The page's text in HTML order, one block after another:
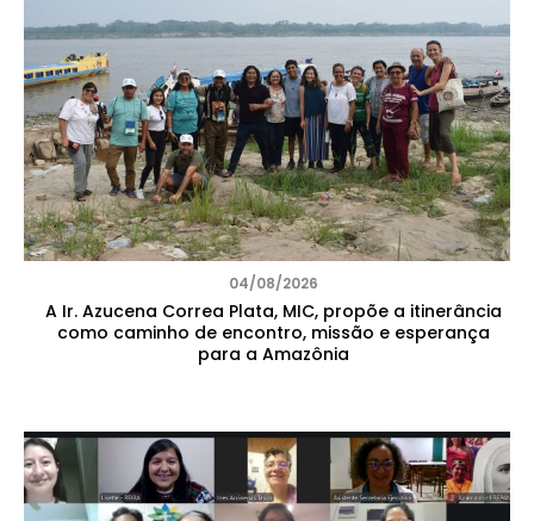
04/08/2026
A Ir. Azucena Correa Plata, MIC, propõe a itinerância
como caminho de encontro, missão e esperança
para a Amazônia